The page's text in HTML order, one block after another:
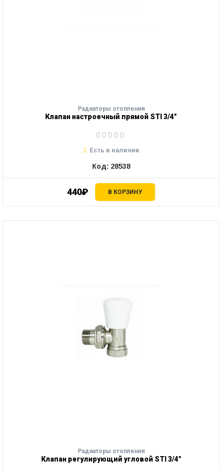
Радиаторы отопления
Клапан настроечный прямой STI 3/4"
440₽ В КОРЗИНУ
Есть в наличии
Код: 28538
Радиаторы отопления
Клапан регулирующий угловой STI 3/4"